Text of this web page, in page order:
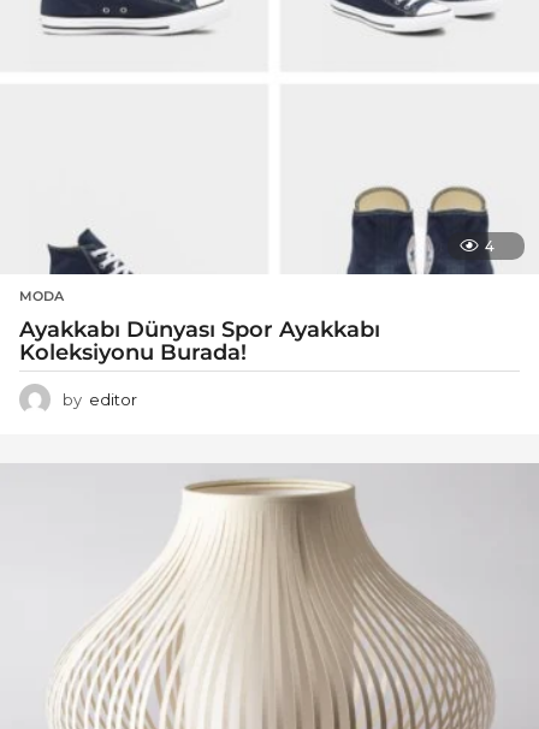
4
MODA
Ayakkabı Dünyası Spor Ayakkabı
Koleksiyonu Burada!
by editor